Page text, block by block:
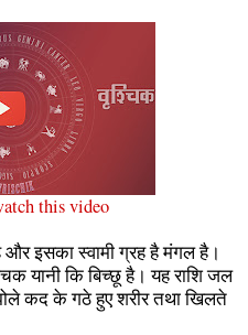
this video
इसका स्वामी ग्रह है मंगल है।
यानी कि बिच्छू है। यह राशि जल
कद के गठे हुए शरीर तथा खिलते